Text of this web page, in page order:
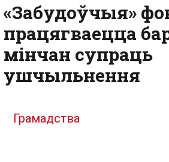
«Забудоўчыя»
працягваецца
мінчан супраць
ушчыльнення
Грамадства